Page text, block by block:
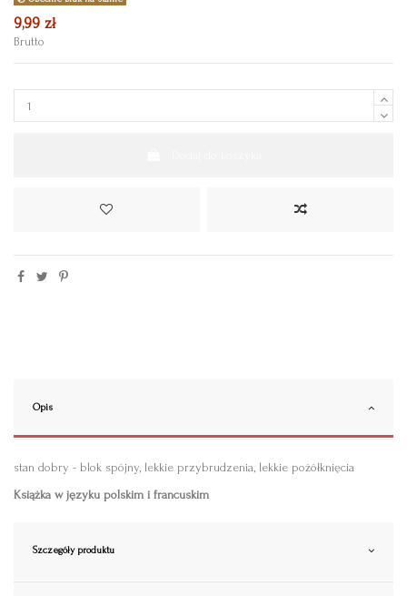
9,99 zł
Brutto
Opis
stan dobry - blok spójny, lekkie przybrudzenia, lekkie pożółknięcia
Książka w języku polskim i francuskim
Szczegóły produktu